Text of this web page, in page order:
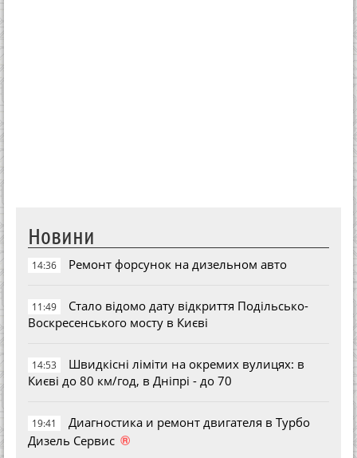
Новини
14:36 Ремонт форсунок на дизельном авто
11:49
Стало відомо дату відкриття Подільсько-
Воскресенського мосту в Києві
14:53
Швидкісні ліміти на окремих вулицях: в
Києві до 80 км/год, в Дніпрі - до 70
19:41
Диагностика и ремонт двигателя в Турбо
Дизель Сервис ®